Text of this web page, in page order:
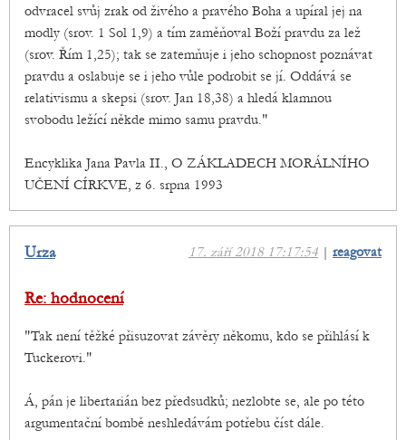
odvracel svůj zrak od živého a pravého Boha a upíral jej na
modly (srov. 1 Sol 1,9) a tím zaměňoval Boží pravdu za lež
(srov. Řím 1,25); tak se zatemňuje i jeho schopnost poznávat
pravdu a oslabuje se i jeho vůle podrobit se jí. Oddává se
relativismu a skepsi (srov. Jan 18,38) a hledá klamnou
svobodu ležící někde mimo samu pravdu."
Encyklika Jana Pavla II., O ZÁKLADECH MORÁLNÍHO
UČENÍ CÍRKVE, z 6. srpna 1993
17. září 2018 17:17:54 | reagovat
Urza
Re: hodnocení
"Tak není těžké přisuzovat závěry někomu, kdo se přihlásí k
Tuckerovi."
Á, pán je libertarián bez předsudků; nezlobte se, ale po této
argumentační bombě neshledávám potřebu číst dále.